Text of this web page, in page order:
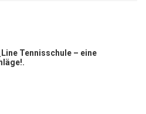
Tennisschule – eine